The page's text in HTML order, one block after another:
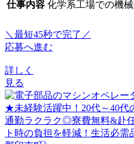
仕事内容 化学系工場での機
＼最短45秒で完了／
応募へ進む
詳しく
見る